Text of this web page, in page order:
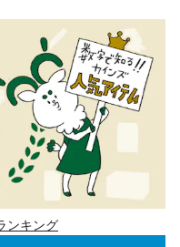
ンキング